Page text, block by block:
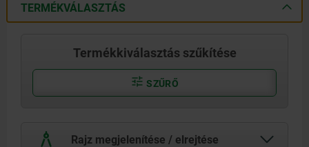
TERMÉKVÁLASZTÁS
Termékkiválasztás szűkítése
SZŰRŐ
Rajz megjelenítése / elrejtése